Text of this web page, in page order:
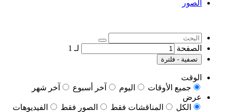
الصور
الصفحة لـ 1
تصفية - فلترة
الوقت
جميع الأوقات
اليوم آخر أسبوع
آخر شهر
عرض
الكل
المناقشات فقط الصور فقط
الفيديوهات